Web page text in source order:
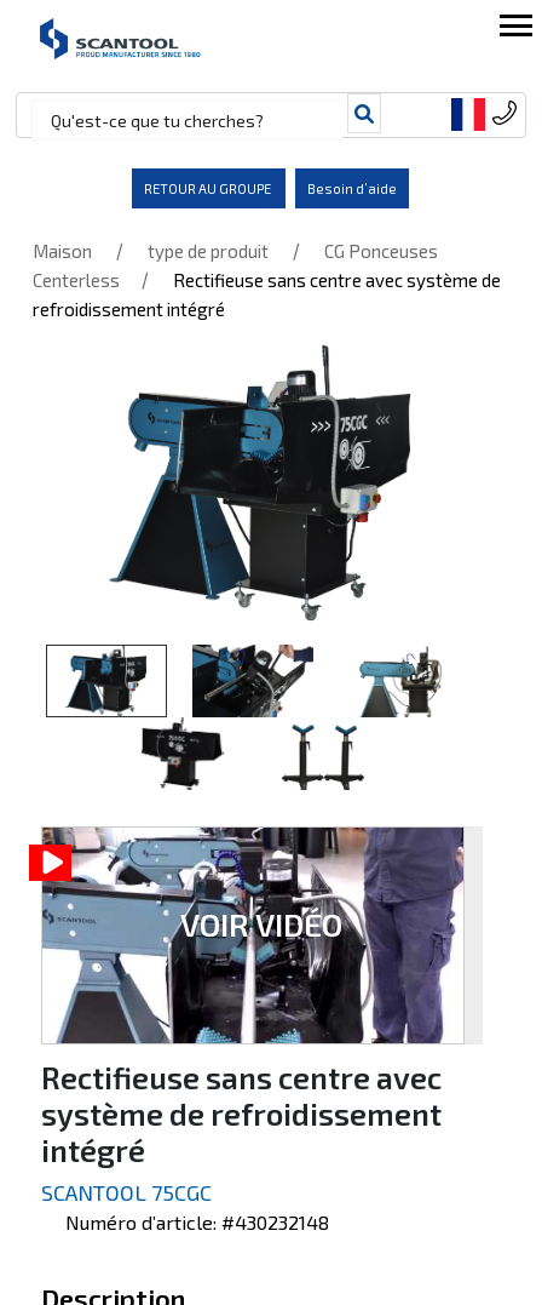
RETOUR AU GROUPE Besoin d’aide
Maison / type de produit /
CG Ponceuses
Centerless
/
Rectifieuse sans centre avec système de
refroidissement intégré
VOIR VIDÉO
Rectifieuse sans centre avec
système de refroidissement
intégré
SCANTOOL 75CGC
Numéro d’article: #430232148
Description